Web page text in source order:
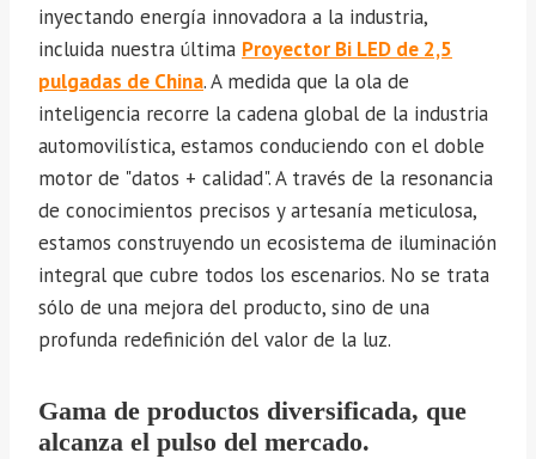
inyectando energía innovadora a la industria,
incluida nuestra última Proyector Bi LED de 2,5
pulgadas de China. A medida que la ola de
inteligencia recorre la cadena global de la industria
automovilística, estamos conduciendo con el doble
motor de "datos + calidad". A través de la resonancia
de conocimientos precisos y artesanía meticulosa,
estamos construyendo un ecosistema de iluminación
integral que cubre todos los escenarios. No se trata
sólo de una mejora del producto, sino de una
profunda redefinición del valor de la luz.
Gama de productos diversificada, que
alcanza el pulso del mercado.